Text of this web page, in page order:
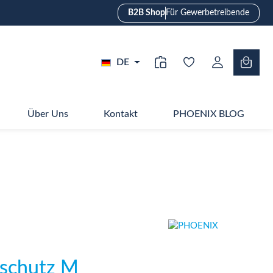
B2B Shop Für Gewerbetreibende
DE
Über Uns Kontakt PHOENIX BLOG
M